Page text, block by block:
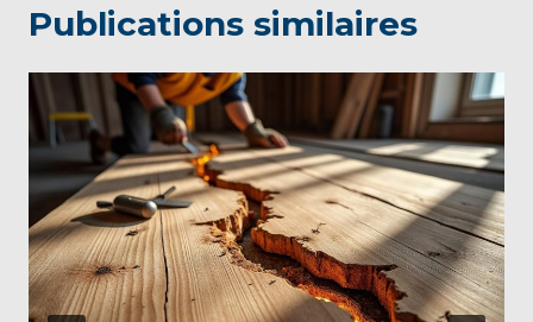
Publications similaires